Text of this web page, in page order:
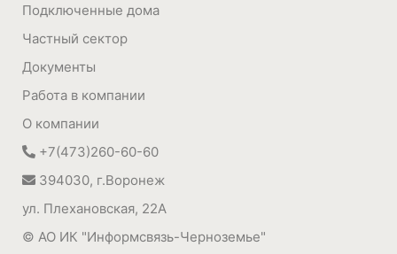
Подключенные дома
Частный сектор
Документы
Работа в компании
О компании
+7(473)260-60-60
394030, г.Воронеж
ул. Плехановская, 22А
© АО ИК "Информсвязь-Черноземье"